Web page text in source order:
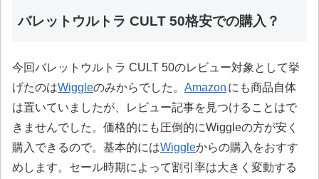
バレットウルトラ CULT 50格安での購入？
今回バレットウルトラ CULT 50のレビュー対象として挙
げたのはWiggleのみからでした。 Amazon にも商品自体
は置いていましたが、レビュー記事を見つけることはで
きませんでした。価格的にも圧倒的にWiggleの方が安く
購入できるので。基本的にはWiggleからの購入をおすす
めします。セール時期によって割引率は大きく変動する